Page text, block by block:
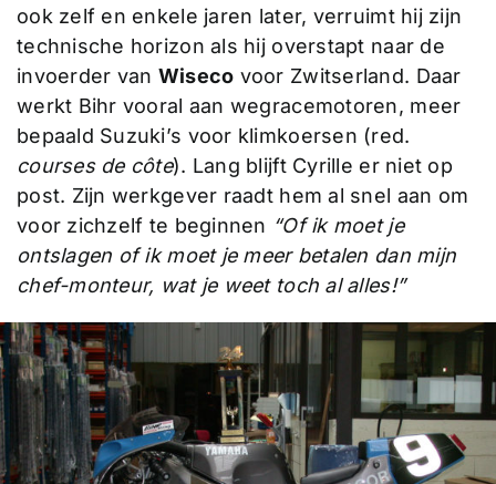
ook zelf en enkele jaren later, verruimt hij zijn
technische horizon als hij overstapt naar de
invoerder van Wiseco voor Zwitserland. Daar
werkt Bihr vooral aan wegracemotoren, meer
bepaald Suzuki’s voor klimkoersen (red.
courses de côte). Lang blijft Cyrille er niet op
post. Zijn werkgever raadt hem al snel aan om
voor zichzelf te beginnen “Of ik moet je
ontslagen of ik moet je meer betalen dan mijn
chef-monteur, wat je weet toch al alles!”